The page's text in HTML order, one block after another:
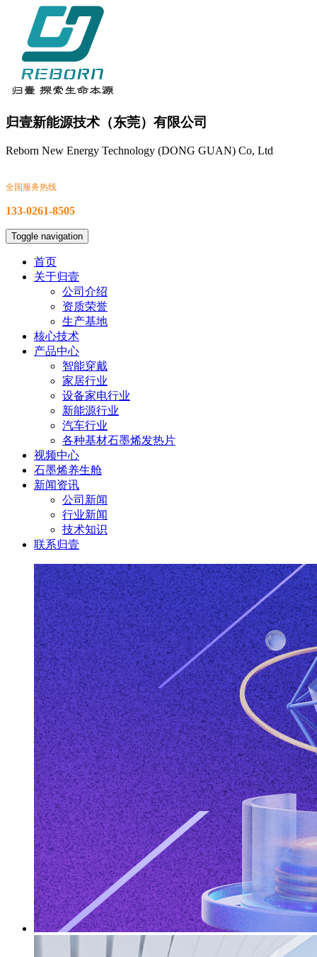
归壹新能源技术（东莞）有限公司
Reborn New Energy Technology (DONG GUAN) Co, Ltd
全国服务热线
133-0261-8505
Toggle navigation
首页
关于归壹
公司介绍
资质荣誉
生产基地
核心技术
产品中心
智能穿戴
家居行业
设备家电行业
新能源行业
汽车行业
各种基材石墨烯发热片
视频中心
石墨烯养生舱
新闻资讯
公司新闻
行业新闻
技术知识
联系归壹